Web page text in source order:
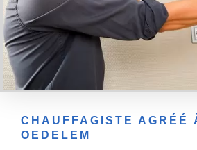
CHAUFFAGISTE AGRÉÉ
OEDELEM